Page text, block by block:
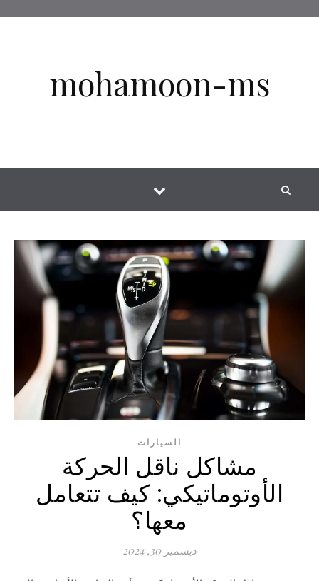
mohamoon-ms
السيارات
مشاكل ناقل الحركة
الأوتوماتيكي: كيف تتعامل
معها؟
ديسمبر 30, 2024